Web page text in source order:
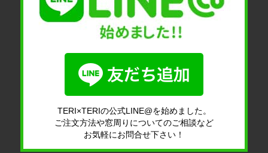
TERI×TERIの公式LINE@を始めました。
ご注文方法や窓周りについてのご相談など
お気軽にお問合せ下さい！